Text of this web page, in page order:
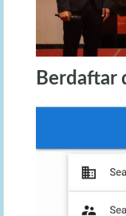
Berdaftar